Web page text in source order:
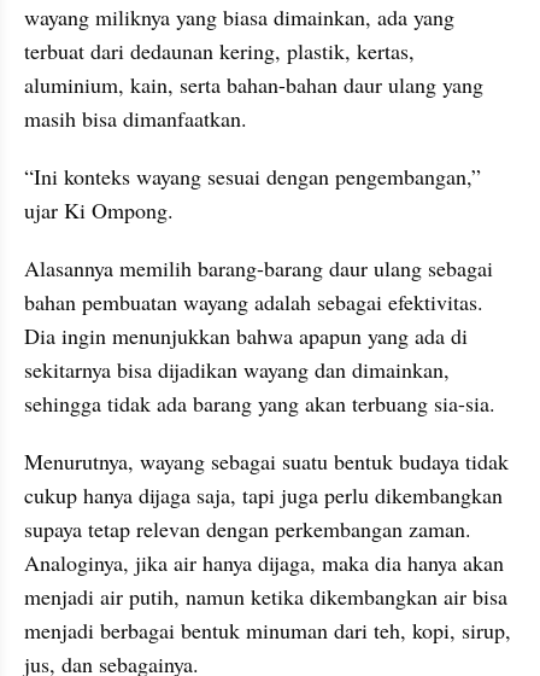
wayang miliknya yang biasa dimainkan, ada yang
terbuat dari dedaunan kering, plastik, kertas,
aluminium, kain, serta bahan-bahan daur ulang yang
masih bisa dimanfaatkan.
“Ini konteks wayang sesuai dengan pengembangan,”
ujar Ki Ompong.
Alasannya memilih barang-barang daur ulang sebagai
bahan pembuatan wayang adalah sebagai efektivitas.
Dia ingin menunjukkan bahwa apapun yang ada di
sekitarnya bisa dijadikan wayang dan dimainkan,
sehingga tidak ada barang yang akan terbuang sia-sia.
Menurutnya, wayang sebagai suatu bentuk budaya tidak
cukup hanya dijaga saja, tapi juga perlu dikembangkan
supaya tetap relevan dengan perkembangan zaman.
Analoginya, jika air hanya dijaga, maka dia hanya akan
menjadi air putih, namun ketika dikembangkan air bisa
menjadi berbagai bentuk minuman dari teh, kopi, sirup,
jus, dan sebagainya.